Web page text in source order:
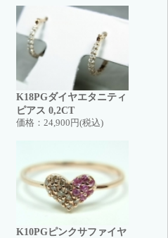
K18PGダイヤエタニティ
ピアス 0,2CT
価格： 24,900円(税込)
K10PGピンクサファイヤ